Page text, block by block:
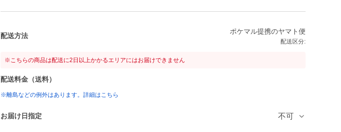
配送方法
ポケマル提携のヤマト便
配送区分:
※こちらの商品は配送に2日以上かかるエリアにはお届けできません
配送料金（送料）
※離島などの例外はあります。詳細はこちら
お届け日指定 不可